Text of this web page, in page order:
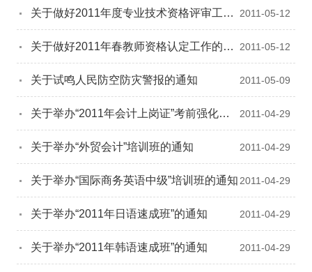
关于做好2011年度专业技术资格评审工作
2011-05-12
关于做好2011年春教师资格认定工作的通
2011-05-12
关于试鸣人民防空防灾警报的通知 2011-05-09
关于举办“2011年会计上岗证”考前强化培
2011-04-29
关于举办“外贸会计”培训班的通知 2011-04-29
关于举办“国际商务英语中级”培训班的通知 2011-04-29
关于举办“2011年日语速成班”的通知 2011-04-29
关于举办“2011年韩语速成班”的通知 2011-04-29